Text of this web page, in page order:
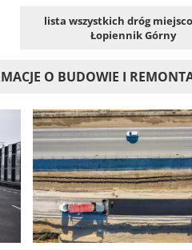
lista wszystkich dróg
Łopiennik Górny
O BUDOWIE I